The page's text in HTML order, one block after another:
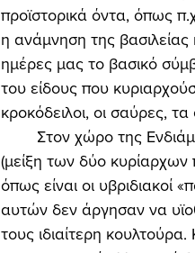
προϊστορικά όντα, όπως
η ανάμνηση της
ημέρες μας το βασικό
του είδους που
κροκόδειλοι, οι σαύρες, τα
(μείξη των δύο κυρίαρχων
όπως είναι οι υβριδιακοί
αυτών δεν άργησαν να
τους ιδιαίτερη